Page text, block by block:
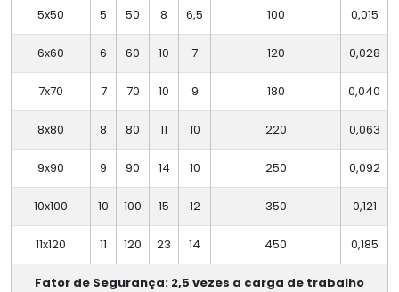
5x50 5 50 8 6,5 100 0,015
6x60 6 60 10 7 120 0,028
7x70 7 70 10 9 180 0,040
8x80 8 80 11 10 220 0,063
9x90 9 90 14 10 250 0,092
10x100 10 100 15 12 350 0,121
11x120 11 120 23 14 450 0,185
Fator de Segurança: 2,5 vezes a carga de trabalho